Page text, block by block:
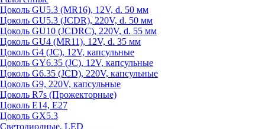
Цоколь GU5.3 (MR16), 12V, d. 50 мм
Цоколь GU5.3 (JCDR), 220V, d. 50 мм
Цоколь GU10 (JCDRC), 220V, d. 55 мм
Цоколь GU4 (MR11), 12V, d. 35 мм
Цоколь G4 (JC), 12V, капсульные
Цоколь GY6.35 (JC), 12V, капсульные
Цоколь G6.35 (JCD), 220V, капсульные
Цоколь G9, 220V, капсульные
Цоколь R7s (Прожекторные)
Цоколь E14, E27
Цоколь GX5.3
Светодиодные, LED